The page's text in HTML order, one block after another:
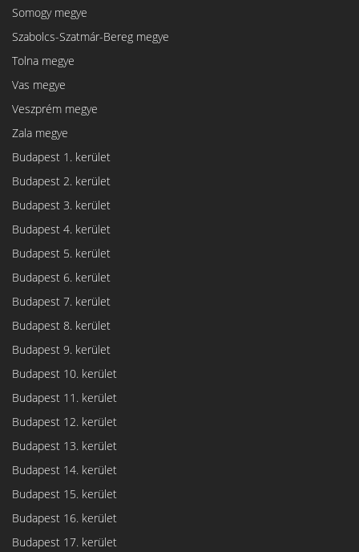
Somogy megye
Szabolcs-Szatmár-Bereg megye
Tolna megye
Vas megye
Veszprém megye
Zala megye
Budapest 1. kerület
Budapest 2. kerület
Budapest 3. kerület
Budapest 4. kerület
Budapest 5. kerület
Budapest 6. kerület
Budapest 7. kerület
Budapest 8. kerület
Budapest 9. kerület
Budapest 10. kerület
Budapest 11. kerület
Budapest 12. kerület
Budapest 13. kerület
Budapest 14. kerület
Budapest 15. kerület
Budapest 16. kerület
Budapest 17. kerület